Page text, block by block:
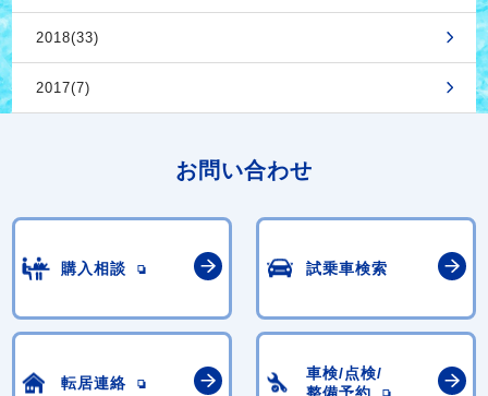
2018(33)
2017(7)
お問い合わせ
購入相談 試乗車検索
転居連絡
車検/点検/
整備予約